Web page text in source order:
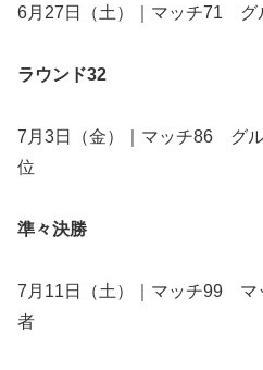
6月27日（土）｜マッチ71 グ
ラウンド32
7月3日（金）｜マッチ86 グ
位
準々決勝
7月11日（土）｜マッチ99 マ
者